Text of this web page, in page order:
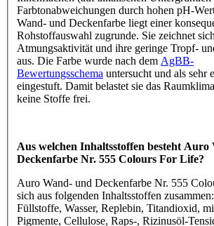
Farbtonabweichungen durch hohen pH-
Wand- und Deckenfarbe liegt einer
Rohstoffauswahl zugrunde. Sie zeichnet
Atmungsaktivität und ihre geringe Tropf-
aus. Die Farbe wurde nach dem AgBB-
Bewertungsschema untersucht und als sehr
eingestuft. Damit belastet sie das
keine Stoffe frei.
Aus welchen Inhaltsstoffen besteht Auro
Deckenfarbe Nr. 555 Colours For Life?
Auro Wand- und Deckenfarbe Nr. 555
sich aus folgenden Inhaltsstoffen
Füllstoffe, Wasser, Replebin, Titandioxid,
Pigmente, Cellulose, Raps-, Rizinusöl-